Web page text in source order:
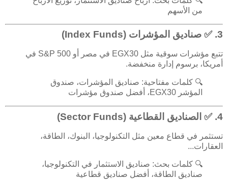
من الأسهم
3. ✅ صناديق المؤشرات (Index Funds)
تتبع مؤشرات سوقية مثل EGX30 في مصر أو S&P 500 في
أمريكا، برسوم إدارة منخفضة.
🔍 كلمات مفتاحية: صناديق المؤشرات، صندوق
المؤشر EGX30، أفضل صندوق مؤشرات
4. ✅ الصناديق القطاعية (Sector Funds)
تستثمر في قطاع معين مثل التكنولوجيا، البنوك، الطاقة،
العقارات...
🔍 كلمات بحث: صناديق الاستثمار في التكنولوجيا،
صناديق الطاقة، أفضل صناديق قطاعية